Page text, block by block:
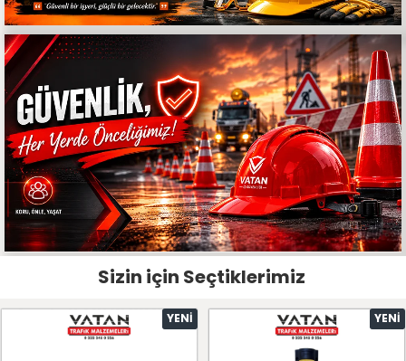
Sizin için Seçtiklerimiz
YENI YENI